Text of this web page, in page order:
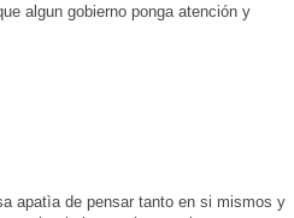
algun gobierno ponga atención y
apatìa de pensar tanto en si mismos y